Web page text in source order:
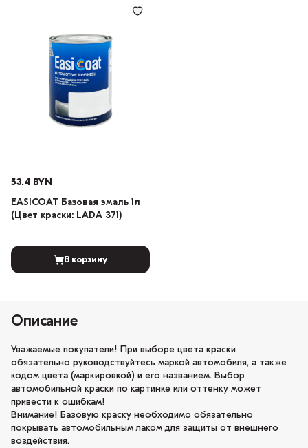
53.4 BYN
EASICOAT Базовая эмаль 1л
(Цвет краски: LADA 371)
В корзину
Описание
Уважаемые покупатели! При выборе цвета краски
обязательно руководствуйтесь маркой автомобиля, а также
кодом цвета (маркировкой) и его названием. Выбор
автомобильной краски по картинке или оттенку может
привести к ошибкам!
Внимание! Базовую краску необходимо обязательно
покрывать автомобильным лаком для защиты от внешнего
воздействия.